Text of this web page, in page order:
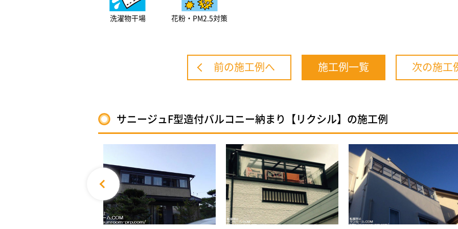
洗濯物干場 花粉・PM2.5対策
前の施工例へ 施工例一覧 次の施工
サニージュF型造付バルコニー納まり【リクシル】の施工例